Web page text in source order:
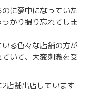
に夢中になっていた
かり撮り忘れてしま
る色々な店舗の方が
いて、大変刺激を受
店舗出店しています